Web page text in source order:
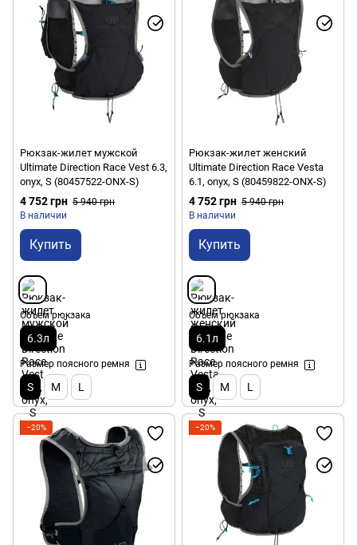
Рюкзак-жилет мужской
Ultimate Direction Race Vest 6.3,
onyx, S (80457522-ONX-S)
4 752 грн 5 940 грн
В наличии
Купить
Объем рюкзака
6.3л
Размер поясного ремня
S M L
Рюкзак-жилет женский
Ultimate Direction Race Vesta
6.1, onyx, S (80459822-ONX-S)
4 752 грн 5 940 грн
В наличии
Купить
Объем рюкзака
6.1л
Размер поясного ремня
S M L
−20% −20%